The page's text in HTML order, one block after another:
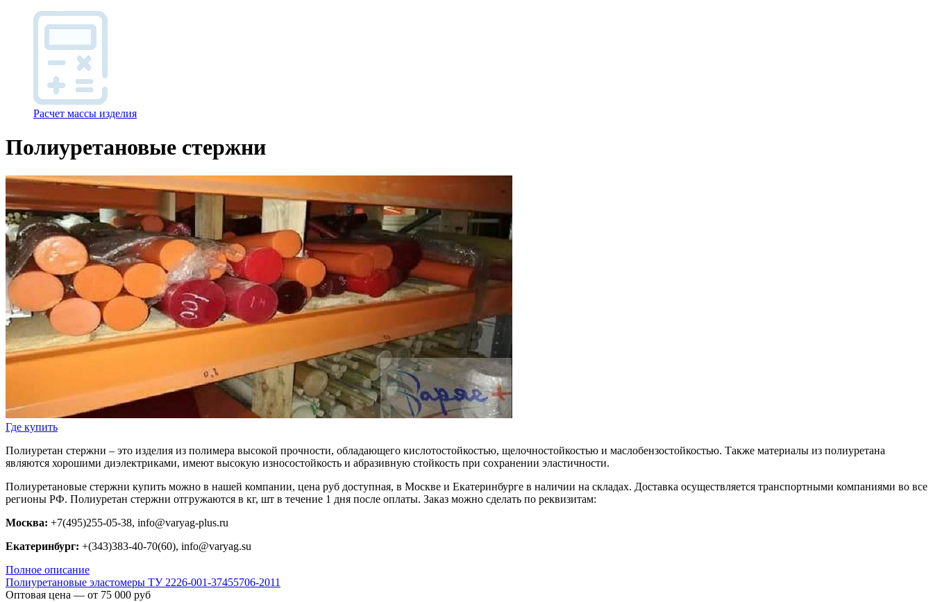
Расчет массы изделия
Полиуретановые стержни
Где купить
Полиуретан стержни – это изделия из полимера высокой прочности, обладающего кислотостойкостью, щелочностойкостью и маслобензостойкостью. Также материалы из полиуретана
являются хорошими диэлектриками, имеют высокую износостойкость и абразивную стойкость при сохранении эластичности.
Полиуретановые стержни купить можно в нашей компании, цена руб доступная, в Москве и Екатеринбурге в наличии на складах. Доставка осуществляется транспортными компаниями во все
регионы РФ. Полиуретан стержни отгружаются в кг, шт в течение 1 дня после оплаты. Заказ можно сделать по реквизитам:
Москва: +7(495)255-05-38, info@varyag-plus.ru
Екатеринбург: +(343)383-40-70(60), info@varyag.su
Полное описание
Полиуретановые эластомеры ТУ 2226-001-37455706-2011
Оптовая цена — от 75 000 руб